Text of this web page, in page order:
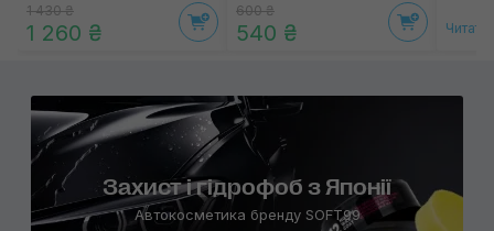
1 430 ₴
1 260 ₴
600 ₴
540 ₴ Читати
Захист і гідрофоб з Японії
Автокосметика бренду SOFT99